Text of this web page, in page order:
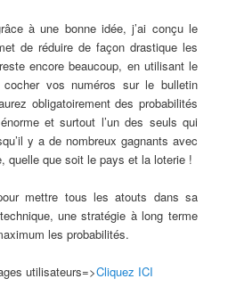
à une bonne idée, j’ai conçu le
de réduire de façon drastique les
encore beaucoup, en utilisant le
vos numéros sur le bulletin
obligatoirement des probabilités
et surtout l’un des seuls qui
y a de nombreux gagnants avec
quelle que soit le pays et la loterie !
mettre tous les atouts dans sa
une stratégie à long terme
les probabilités.
utilisateurs=>Cliquez ICI